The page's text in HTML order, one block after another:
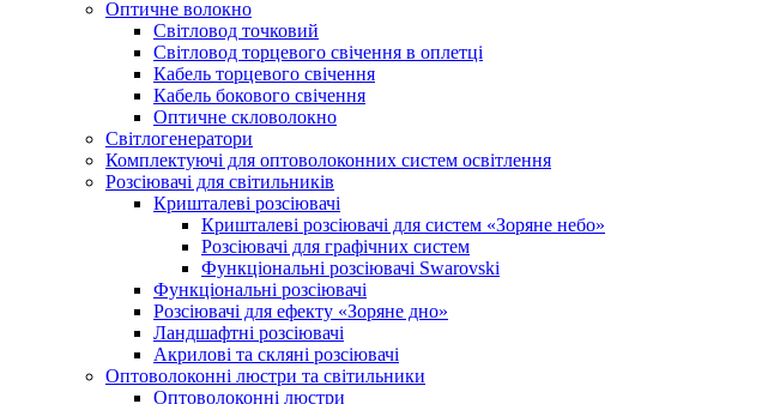
Оптичне волокно
Світловод точковий
Світловод торцевого свічення в оплетці
Кабель торцевого свічення
Кабель бокового свічення
Оптичне скловолокно
Світлогенератори
Комплектуючі для оптоволоконних систем освітлення
Розсіювачі для світильників
Кришталеві розсіювачі
Кришталеві розсіювачі для систем «Зоряне небо»
Розсіювачі для графічних систем
Функціональні розсіювачі Swarovski
Функціональні розсіювачі
Розсіювачі для ефекту «Зоряне дно»
Ландшафтні розсіювачі
Акрилові та скляні розсіювачі
Оптоволоконні люстри та світильники
Оптоволоконні люстри